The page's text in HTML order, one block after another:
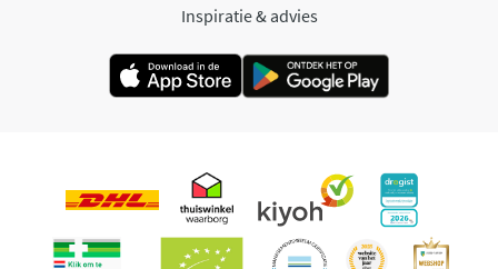
Inspiratie & advies